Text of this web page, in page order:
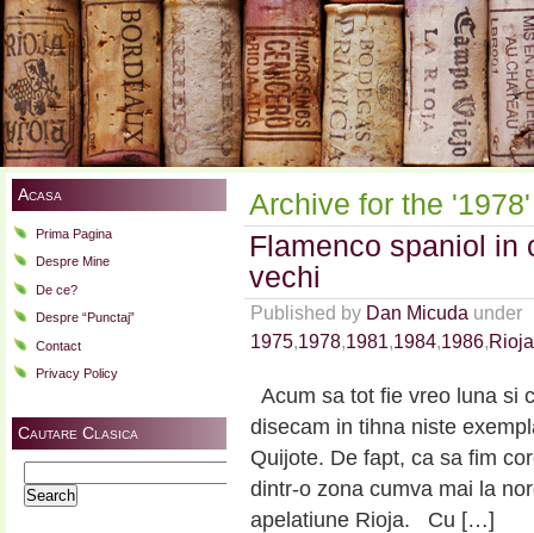
Acasa
Prima Pagina
Despre Mine
De ce?
Despre “Punctaj”
Contact
Privacy Policy
Cautare Clasica
for:
Archive for the
Flamenco spaniol
vechi
Published by Dan Micuda under
1975,1978,1981,1984,1986,Rioja
Acum sa tot fie vreo luna si
disecam in tihna niste
Quijote. De fapt, ca sa fim
dintr-o zona cumva mai la
apelatiune Rioja. Cu […]